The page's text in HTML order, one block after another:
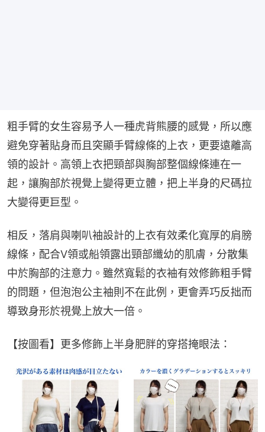
粗手臂的女生容易予人一種虎背熊腰的感覺，所以應
避免穿著貼身而且突顯手臂線條的上衣，更要遠離高
領的設計。高領上衣把頸部與胸部整個線條連在一
起，讓胸部於視覺上變得更立體，把上半身的尺碼拉
大變得更巨型。
相反，落肩與喇叭袖設計的上衣有效柔化寬厚的肩膀
線條，配合V領或船領露出頸部纖幼的肌膚，分散集
中於胸部的注意力。雖然寬鬆的衣袖有效修飾粗手臂
的問題，但泡泡公主袖則不在此例，更會弄巧反拙而
導致身形於視覺上放大一倍。
【按圖看】更多修飾上半身肥胖的穿搭掩眼法：